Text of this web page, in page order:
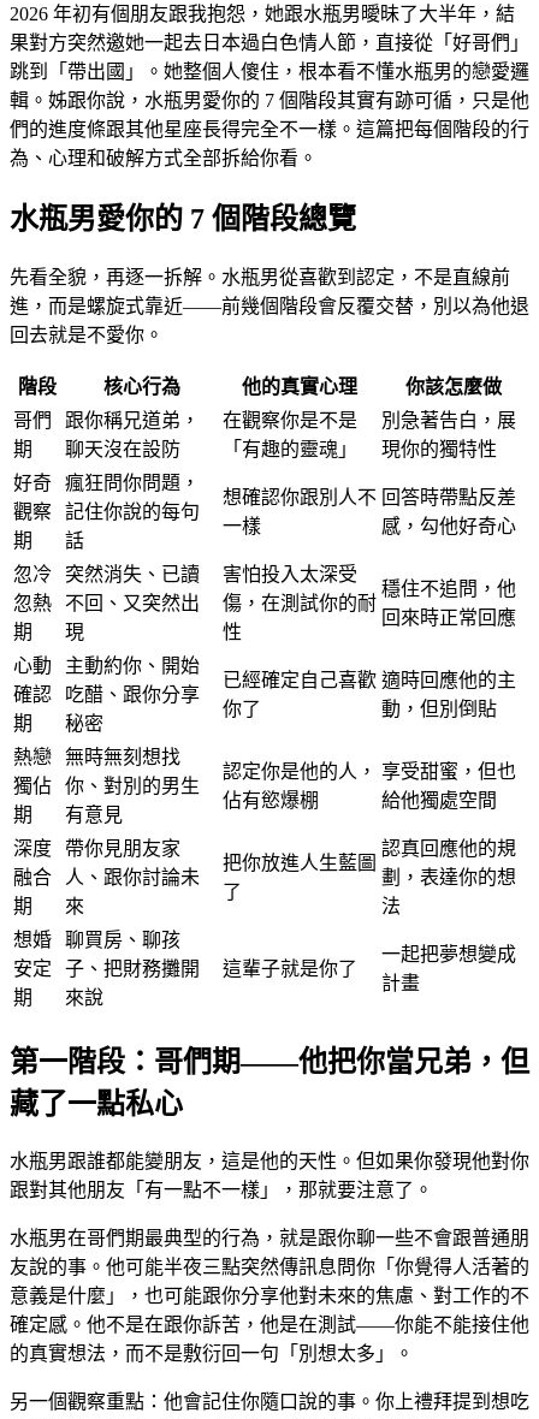
2026 年初有個朋友跟我抱怨，她跟水瓶男曖昧了大半年，結
果對方突然邀她一起去日本過白色情人節，直接從「好哥們」
跳到「帶出國」。她整個人傻住，根本看不懂水瓶男的戀愛邏
輯。姊跟你說，水瓶男愛你的 7 個階段其實有跡可循，只是他
們的進度條跟其他星座長得完全不一樣。這篇把每個階段的行
為、心理和破解方式全部拆給你看。
水瓶男愛你的 7 個階段總覽
先看全貌，再逐一拆解。水瓶男從喜歡到認定，不是直線前
進，而是螺旋式靠近——前幾個階段會反覆交替，別以為他退
回去就是不愛你。
階段 核心行為 他的真實心理
你該怎麼做
哥們
期
跟你稱兄道弟，
聊天沒在設防
在觀察你是不是
「有趣的靈魂」
別急著告白，展
現你的獨特性
好奇
觀察
期
瘋狂問你問題，
記住你說的每句
話
想確認你跟別人不
一樣
回答時帶點反差
感，勾他好奇心
忽冷
忽熱
期
突然消失、已讀
不回、又突然出
現
害怕投入太深受
傷，在測試你的耐
性
穩住不追問，他
回來時正常回應
心動
確認
期
主動約你、開始
吃醋、跟你分享
秘密
已經確定自己喜歡
你了
適時回應他的主
動，但別倒貼
熱戀
獨佔
期
無時無刻想找
你、對別的男生
有意見
認定你是他的人，
佔有慾爆棚
享受甜蜜，但也
給他獨處空間
深度
融合
期
帶你見朋友家
人、跟你討論未
來
把你放進人生藍圖
了
認真回應他的規
劃，表達你的想
法
想婚
安定
期
聊買房、聊孩
子、把財務攤開
來說
這輩子就是你了
一起把夢想變成
計畫
第一階段：哥們期——他把你當兄弟，但
藏了一點私心
水瓶男跟誰都能變朋友，這是他的天性。但如果你發現他對你
跟對其他朋友「有一點不一樣」，那就要注意了。
水瓶男在哥們期最典型的行為，就是跟你聊一些不會跟普通朋
友說的事。他可能半夜三點突然傳訊息問你「你覺得人活著的
意義是什麼」，也可能跟你分享他對未來的焦慮、對工作的不
確定感。他不是在跟你訴苦，他是在測試——你能不能接住他
的真實想法，而不是敷衍回一句「別想太多」。
另一個觀察重點：他會記住你隨口說的事。你上禮拜提到想吃